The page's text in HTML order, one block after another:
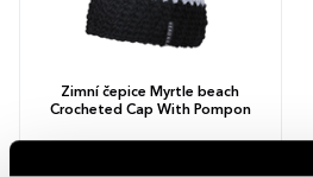
Zimní čepice Myrtle beach
Crocheted Cap With Pompon